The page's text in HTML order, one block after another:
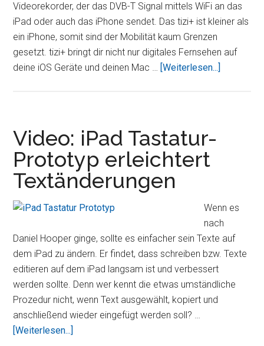
Videorekorder, der das DVB-T Signal mittels WiFi an das
iPad oder auch das iPhone sendet. Das tizi+ ist kleiner als
ein iPhone, somit sind der Mobilität kaum Grenzen
gesetzt. tizi+ bringt dir nicht nur digitales Fernsehen auf
deine iOS Geräte und deinen Mac … [Weiterlesen...]
Video: iPad Tastatur-
Prototyp erleichtert
Textänderungen
Wenn es
nach
Daniel Hooper ginge, sollte es einfacher sein Texte auf
dem iPad zu ändern. Er findet, dass schreiben bzw. Texte
editieren auf dem iPad langsam ist und verbessert
werden sollte. Denn wer kennt die etwas umständliche
Prozedur nicht, wenn Text ausgewählt, kopiert und
anschließend wieder eingefügt werden soll? …
[Weiterlesen...]